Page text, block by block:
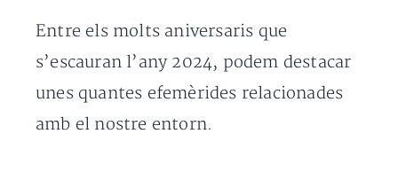
Entre els molts aniversaris que
s’escauran l’any 2024, podem destacar
unes quantes efemèrides relacionades
amb el nostre entorn.